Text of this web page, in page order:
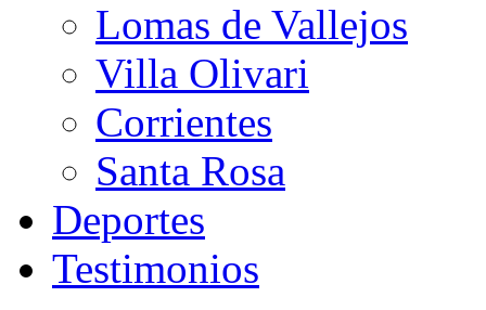
Lomas de Vallejos
Villa Olivari
Corrientes
Santa Rosa
Deportes
Testimonios